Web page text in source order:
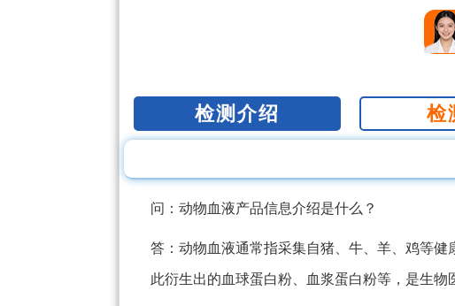
检测介绍 检
问：动物血液产品信息介绍是什么？
答：动物血液通常指采集自猪、牛、羊、鸡等
此衍生出的血球蛋白粉、血浆蛋白粉等，是生物